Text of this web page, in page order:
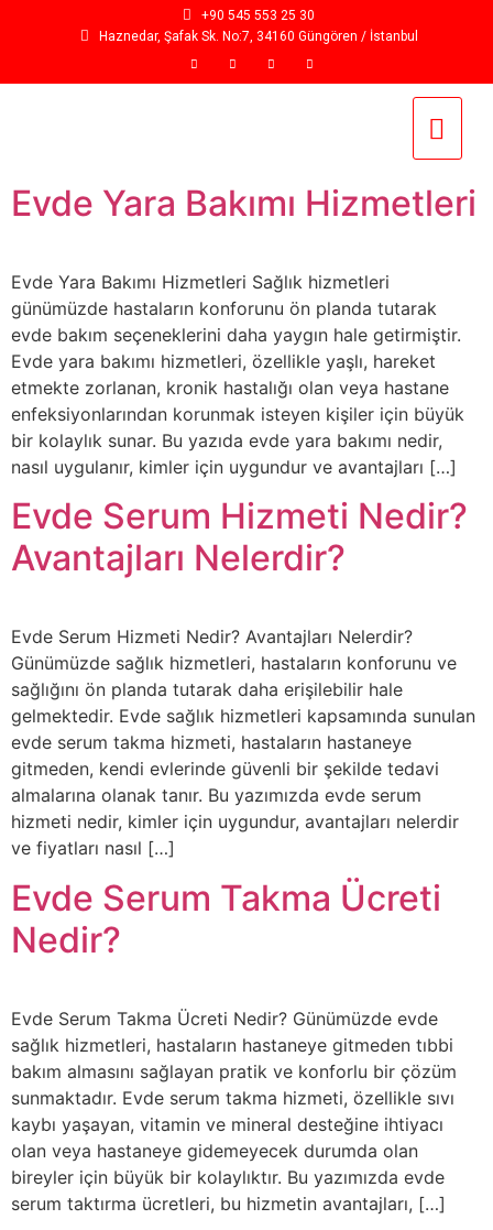
+90 545 553 25 30
Haznedar, Şafak Sk. No:7, 34160 Güngören / İstanbul
Evde Yara Bakımı Hizmetleri
Evde Yara Bakımı Hizmetleri Sağlık hizmetleri
günümüzde hastaların konforunu ön planda tutarak
evde bakım seçeneklerini daha yaygın hale getirmiştir.
Evde yara bakımı hizmetleri, özellikle yaşlı, hareket
etmekte zorlanan, kronik hastalığı olan veya hastane
enfeksiyonlarından korunmak isteyen kişiler için büyük
bir kolaylık sunar. Bu yazıda evde yara bakımı nedir,
nasıl uygulanır, kimler için uygundur ve avantajları […]
Evde Serum Hizmeti Nedir?
Avantajları Nelerdir?
Evde Serum Hizmeti Nedir? Avantajları Nelerdir?
Günümüzde sağlık hizmetleri, hastaların konforunu ve
sağlığını ön planda tutarak daha erişilebilir hale
gelmektedir. Evde sağlık hizmetleri kapsamında sunulan
evde serum takma hizmeti, hastaların hastaneye
gitmeden, kendi evlerinde güvenli bir şekilde tedavi
almalarına olanak tanır. Bu yazımızda evde serum
hizmeti nedir, kimler için uygundur, avantajları nelerdir
ve fiyatları nasıl […]
Evde Serum Takma Ücreti
Nedir?
Evde Serum Takma Ücreti Nedir? Günümüzde evde
sağlık hizmetleri, hastaların hastaneye gitmeden tıbbi
bakım almasını sağlayan pratik ve konforlu bir çözüm
sunmaktadır. Evde serum takma hizmeti, özellikle sıvı
kaybı yaşayan, vitamin ve mineral desteğine ihtiyacı
olan veya hastaneye gidemeyecek durumda olan
bireyler için büyük bir kolaylıktır. Bu yazımızda evde
serum taktırma ücretleri, bu hizmetin avantajları, […]